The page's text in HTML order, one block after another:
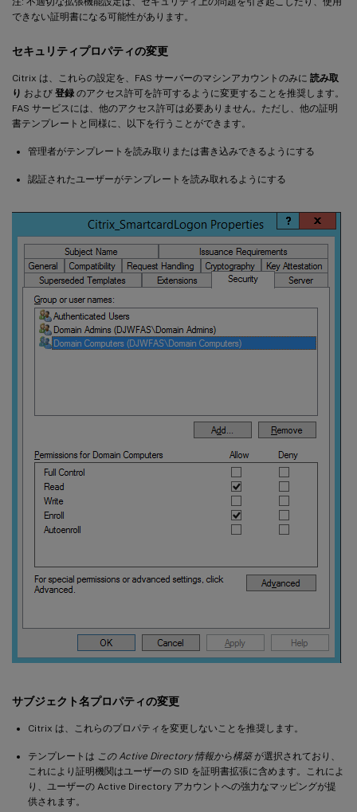
できない証明書になる可能性があります。
セキュリティプロパティの変更
Citrix は、これらの設定を、FAS サーバーのマシンアカウントのみに 読み取
り および 登録 のアクセス許可を許可するように変更することを推奨します。
FAS サービスには、他のアクセス許可は必要ありません。ただし、他の証明
書テンプレートと同様に、以下を行うことができます。
管理者がテンプレートを読み取りまたは書き込みできるようにする
認証されたユーザーがテンプレートを読み取れるようにする
サブジェクト名プロパティの変更
Citrix は、これらのプロパティを変更しないことを推奨します。
テンプレートは この Active Directory 情報から構築が選択されており、
これにより証明機関はユーザーの SID を証明書拡張に含めます。これによ
り、ユーザーの Active Directory アカウントへの強力なマッピングが提
供されます。